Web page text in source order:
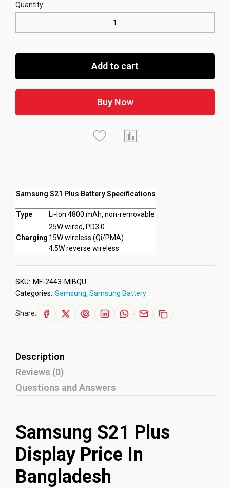
Samsung S21 Plus Battery Specifications
Type Li-Ion 4800 mAh, non-removable
Charging
25W wired, PD3.0
15W wireless (Qi/PMA)
4.5W reverse wireless
Quantity
Add to cart
Buy Now
SKU: MF-2443-MIBQU
Categories: Samsung, Samsung Battery
Share:
Description
Reviews (0)
Questions and Answers
Samsung S21 Plus
Display Price In
Bangladesh